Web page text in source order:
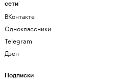
сети
ВКонтакте
Одноклассники
Telegram
Дзен
Подписки